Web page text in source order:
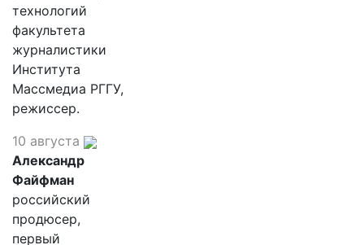
технологий
факультета
журналистики
Института
Массмедиа РГГУ,
режиссер.
10 августа
Александр
Файфман
российский
продюсер,
первый